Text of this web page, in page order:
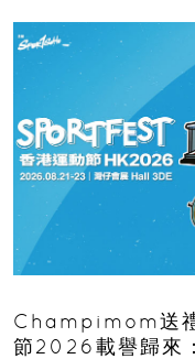
Champimom送
節2026載譽歸來